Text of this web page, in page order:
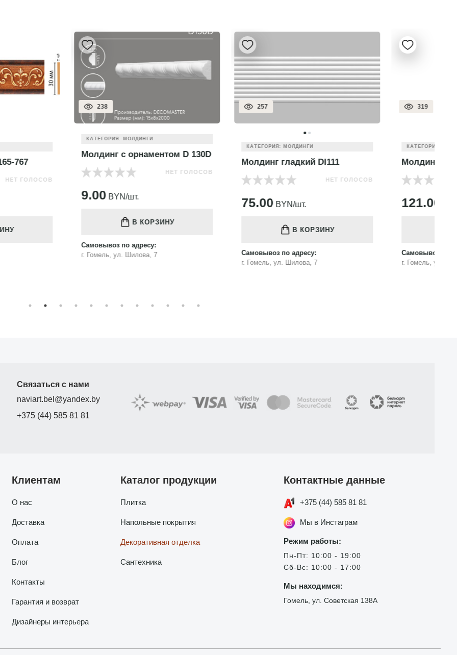
с орнаментом D 130D
НЕТ ГОЛОСОВ
Шилова, 7
Молдинг гладкий DI111
НЕТ ГОЛОСОВ
75.00
Самовывоз по адресу:
КАТЕГОРИЯ: МОЛДИНГИ
Молдинг цветной 170-4
НЕТ ГОЛОСОВ
121.00
Самовывоз по адресу:
г. Гомель, ул. Шилова, 7
Связаться с нами
naviart.bel@yandex.by
+375 (44) 585 81 81
Клиентам
О нас
Доставка
Оплата
Блог
Контакты
Гарантия и возврат
Дизайнеры интерьера
Каталог продукции
Плитка
Напольные покрытия
Декоративная отделка
Сантехника
Контактные данные
+375 (44) 585 81 81
Мы в Инстаграм
Режим работы:
Пн-Пт: 10:00 - 19:00
Сб-Вс: 10:00 - 17:00
Мы находимся:
Гомель, ул. Советская 138А